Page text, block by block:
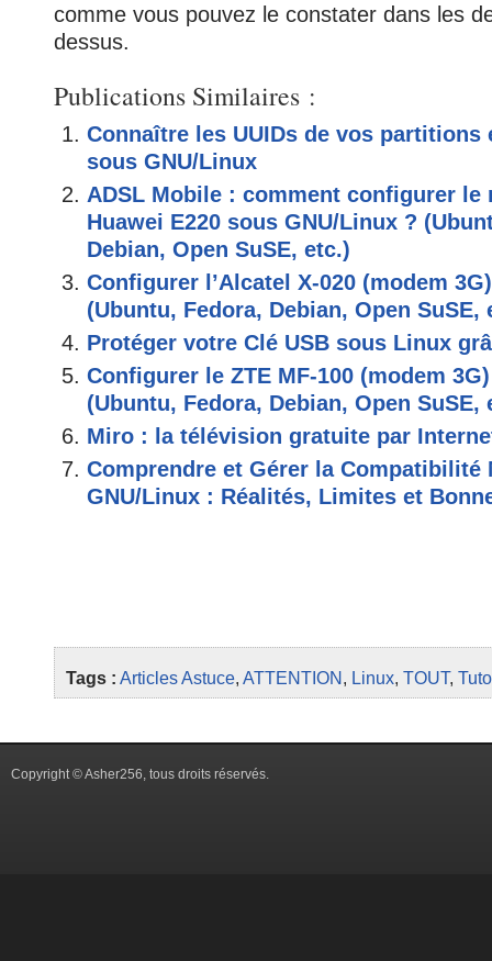
comme vous pouvez le constater dans les
dessus.
Publications Similaires :
Connaître les UUIDs de vos partitions
sous GNU/Linux
ADSL Mobile : comment configurer le
Huawei E220 sous GNU/Linux ?
Debian, Open SuSE, etc.)
Configurer l’Alcatel X-020 (modem
(Ubuntu, Fedora, Debian, Open SuSE,
Protéger votre Clé USB sous Linux
Configurer le ZTE MF-100 (modem
(Ubuntu, Fedora, Debian, Open SuSE,
Miro : la télévision gratuite par
Comprendre et Gérer la Compatibilité
GNU/Linux : Réalités, Limites et
Tags : ArticlesAstuce, ATTENTION , Linux, TOUT,
Copyright © Asher256, tous droits réservés.